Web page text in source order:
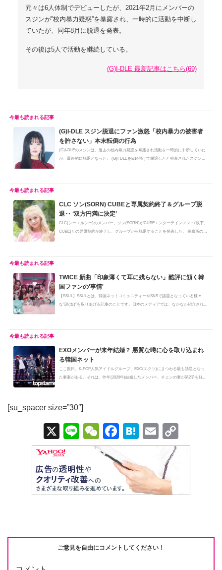
元々は6人体制でデビューしたが、2021年2月にメンバーの
スジンが”校内暴力疑惑”を暴露され、一時的に活動を中断し
ていたが、同年8月に脱退を発表。
その後は5人で活動を継続している。
(G)I-DLE 最新記事はこちら(69)
(G)I-DLE スジン脱退にファン激怒「校内暴力の被害者
を許さない」本末転倒の行為
(G)I-DLEのスジンは、過去の校内暴力疑惑を暴露され活動を一時的に中断していた
が、最終的に脱退となった。 (G)I-DLEを8/14付けで脱退したと発表されたスジン...
CLC ソン(SORN) CUBEと専属契約終了＆グループ脱
退‥ ‘双方円満に決定’
CLC(シーエルシー)のメンバー、ソン(SORN)がCUBEエンターテインメント(以下、
CUBE)との専属契約が終了し、グループから脱退することを発表した。 事務所の
TWICE 新曲「印象薄くて耳に残らない」酷評に頷く韓
国ファンの'事情'
【SSUL】SSULとは、韓国ネットコミュニティーやSNSで話題となっている様々
な”説(썰)”を取りあげる記事のことです。日本のメディアでは、なかなか紹介されな
EXOメンバーが来年結婚？ 悪質な噂に心を取り込まれ
る韓国ネット
ここ数日、K-POP人気アイドルグループ、EXO(エクソ)にまつわる最も話題となっ
た事案がある。それは、昨年(2020年)結婚したメンバー、チェンの妻が第2子を妊
[su_spacer size=”30″]
X
Li
n
e
W
e
C
at
F
a
c
e
b
k
H
at
e
n
a
E
m
ail
o
Li
ご意見を自由にコメントしてください！